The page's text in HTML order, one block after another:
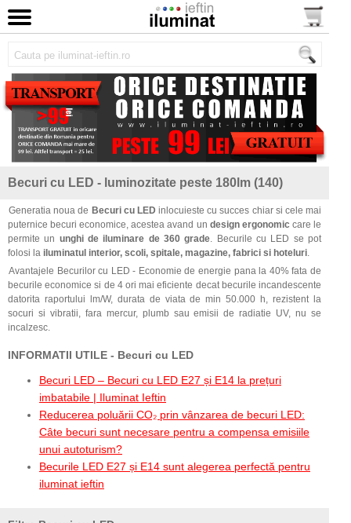
Becuri cu LED - luminozitate peste 180lm (140)
Generatia noua de Becuri cu LED inlocuieste cu succes chiar si cele mai
puternice becuri economice, acestea avand un design ergonomic care le
permite un unghi de iluminare de 360 grade. Becurile cu LED se pot
folosi la iluminatul interior, scoli, spitale, magazine, fabrici si hoteluri.
Avantajele Becurilor cu LED - Economie de energie pana la 40% fata de
becurile economice si de 4 ori mai eficiente decat becurile incandescente
datorita raportului lm/W, durata de viata de min 50.000 h, rezistent la
socuri si vibratii, fara mercur, plumb sau emisii de radiatie UV, nu se
incalzesc.
INFORMATII UTILE - Becuri cu LED
Becuri LED – Becuri cu LED E27 și E14 la prețuri
imbatabile | Iluminat Ieftin
Reducerea poluării CO₂ prin vânzarea de becuri LED:
Câte becuri sunt necesare pentru a compensa emisiile
unui autoturism?
Becurile LED E27 și E14 sunt alegerea perfectă pentru
iluminat ieftin